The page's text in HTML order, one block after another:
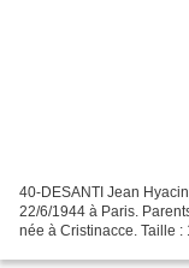
40-DESANTI Jean
22/6/1944 à Paris.
née à Cristinacce. Taille